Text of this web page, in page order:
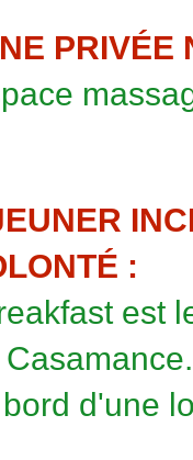
:
est
d'une